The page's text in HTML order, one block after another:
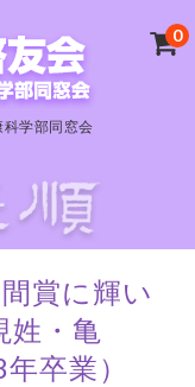
学部同窓会
0
賞に輝い
姓・亀
卒業）